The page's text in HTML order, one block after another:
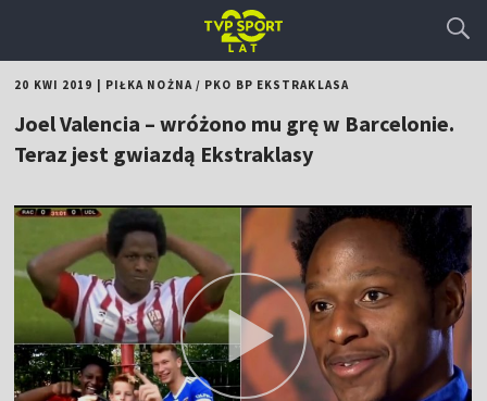
20 KWI 2019 PIŁKA NOŻNA/ PKO BP EKSTRAKLASA
Joel Valencia – wróżono mu grę w Barcelonie.
Teraz jest gwiazdą Ekstraklasy